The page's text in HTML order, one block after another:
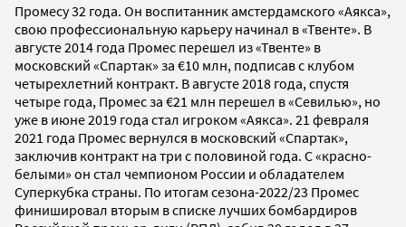
Промесу 32 года. Он воспитанник амстердамского «Аякса»,
свою профессиональную карьеру начинал в «Твенте». В
августе 2014 года Промес перешел из «Твенте» в
московский «Спартак» за €10 млн, подписав с клубом
четырехлетний контракт. В августе 2018 года, спустя
четыре года, Промес за €21 млн перешел в «Севилью», но
уже в июне 2019 года стал игроком «Аякса». 21 февраля
2021 года Промес вернулся в московский «Спартак»,
заключив контракт на три с половиной года. С «красно-
белыми» он стал чемпионом России и обладателем
Суперкубка страны. По итогам сезона-2022/23 Промес
финишировал вторым в списке лучших бомбардиров